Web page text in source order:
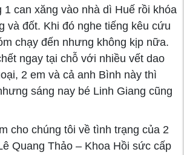
1 can xăng vào nhà dì Huế rồi khóa
và đốt. Khi đó nghe tiếng kêu cứu
chạy đến nhưng không kịp nữa.
ngay tại chỗ với nhiều vết dao
2 em và cả anh Bình này thì
sáng nay bé Linh Giang cũng
cho chúng tôi về tình trạng của 2
Quang Thảo – Khoa Hồi sức cấp